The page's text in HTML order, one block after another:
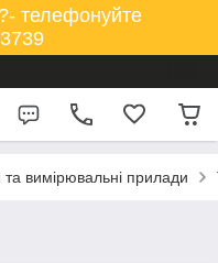
телефонуйте
та вимірювальні прилади